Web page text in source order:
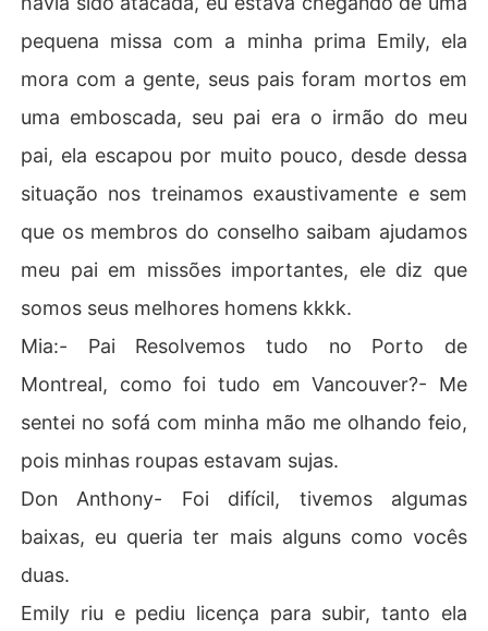
pequena missa com a minha prima Emily, ela
mora com a gente, seus pais foram mortos em
uma emboscada, seu pai era o irmão do meu
pai, ela escapou por muito pouco, desde dessa
situação nos treinamos exaustivamente e sem
que os membros do conselho saibam ajudamos
meu pai em missões importantes, ele diz que
somos seus melhores homens kkkk.
Mia:- Pai Resolvemos tudo no Porto de
Montreal, como foi tudo em Vancouver?- Me
sentei no sofá com minha mão me olhando feio,
pois minhas roupas estavam sujas.
Don Anthony- Foi difícil, tivemos algumas
baixas, eu queria ter mais alguns como vocês
duas.
Emily riu e pediu licença para subir, tanto ela